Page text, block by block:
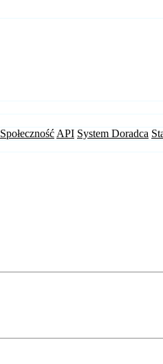
Społeczność API System Doradca